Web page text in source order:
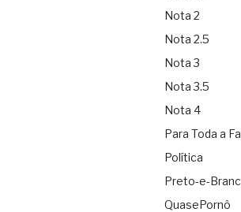
Nota 2
Nota 2.5
Nota 3
Nota 3.5
Nota 4
Para Toda a
Política
Preto-e-
QuasePornô